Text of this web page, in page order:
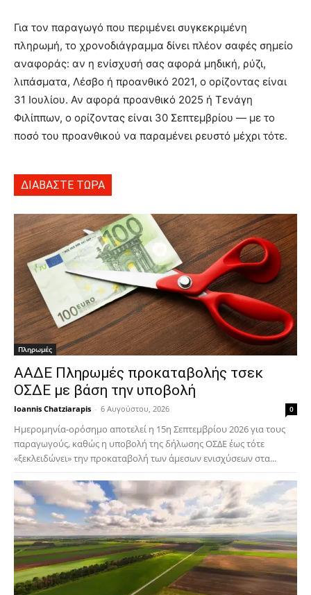
Για τον παραγωγό που περιμένει συγκεκριμένη
πληρωμή, το χρονοδιάγραμμα δίνει πλέον σαφές σημείο
αναφοράς: αν η ενίσχυσή σας αφορά μηδική, ρύζι,
λιπάσματα, Λέσβο ή προανθικό 2021, ο ορίζοντας είναι
31 Ιουλίου. Αν αφορά προανθικό 2025 ή Τενάγη
Φιλίππων, ο ορίζοντας είναι 30 Σεπτεμβρίου — με το
ποσό του προανθικού να παραμένει ρευστό μέχρι τότε.
ΔΙΑΒΑΣΤΕ ΤΩΡΑ
Πληρωμές
ΑΑΔΕ Πληρωμές προκαταβολής τσεκ
ΟΣΔΕ με βάση την υποβολή
Ioannis Chatziarapis - 6 Αυγούστου, 2026 0
Ημερομηνία-ορόσημο αποτελεί η 15η Σεπτεμβρίου 2026 για τους
παραγωγούς, καθώς η υποβολή της δήλωσης ΟΣΔΕ έως τότε
«ξεκλειδώνει» την προκαταβολή των άμεσων ενισχύσεων στα...